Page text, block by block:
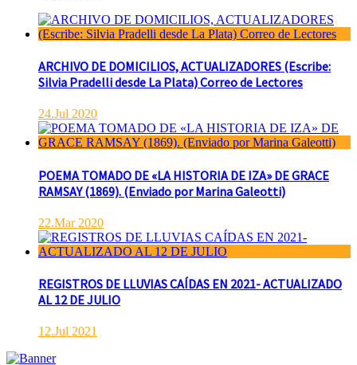
ARCHIVO DE DOMICILIOS, ACTUALIZADORES (Escribe:
Silvia Pradelli desde La Plata) Correo de Lectores
24.Jul 2020
POEMA TOMADO DE «LA HISTORIA DE IZA» DE GRACE
RAMSAY (1869). (Enviado por Marina Galeotti)
22.Mar 2020
REGISTROS DE LLUVIAS CAÍDAS EN 2021- ACTUALIZADO
AL 12 DE JULIO
12.Jul 2021